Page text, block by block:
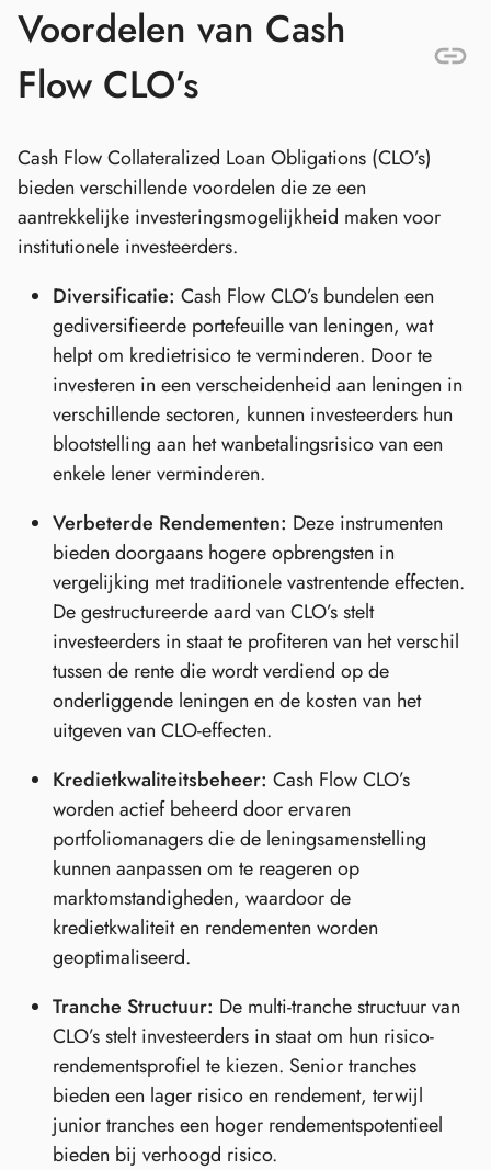
Voordelen van Cash
Flow CLO’s
Cash Flow Collateralized Loan Obligations (CLO’s)
bieden verschillende voordelen die ze een
aantrekkelijke investeringsmogelijkheid maken voor
institutionele investeerders.
Diversificatie: Cash Flow CLO’s bundelen een
gediversifieerde portefeuille van leningen, wat
helpt om kredietrisico te verminderen. Door te
investeren in een verscheidenheid aan leningen in
verschillende sectoren, kunnen investeerders hun
blootstelling aan het wanbetalingsrisico van een
enkele lener verminderen.
Verbeterde Rendementen: Deze instrumenten
bieden doorgaans hogere opbrengsten in
vergelijking met traditionele vastrentende effecten.
De gestructureerde aard van CLO’s stelt
investeerders in staat te profiteren van het verschil
tussen de rente die wordt verdiend op de
onderliggende leningen en de kosten van het
uitgeven van CLO-effecten.
Kredietkwaliteitsbeheer: Cash Flow CLO’s
worden actief beheerd door ervaren
portfoliomanagers die de leningsamenstelling
kunnen aanpassen om te reageren op
marktomstandigheden, waardoor de
kredietkwaliteit en rendementen worden
geoptimaliseerd.
Tranche Structuur: De multi-tranche structuur van
CLO’s stelt investeerders in staat om hun risico-
rendementsprofiel te kiezen. Senior tranches
bieden een lager risico en rendement, terwijl
junior tranches een hoger rendementspotentieel
bieden bij verhoogd risico.